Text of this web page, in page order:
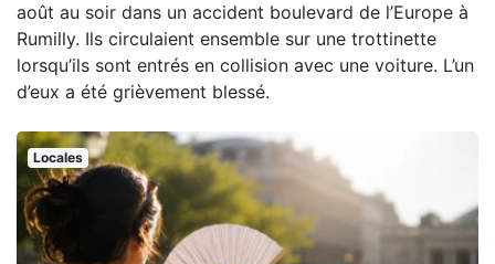
août au soir dans un accident boulevard de l’Europe à
Rumilly. Ils circulaient ensemble sur une trottinette
lorsqu’ils sont entrés en collision avec une voiture. L’un
d’eux a été grièvement blessé.
Locales